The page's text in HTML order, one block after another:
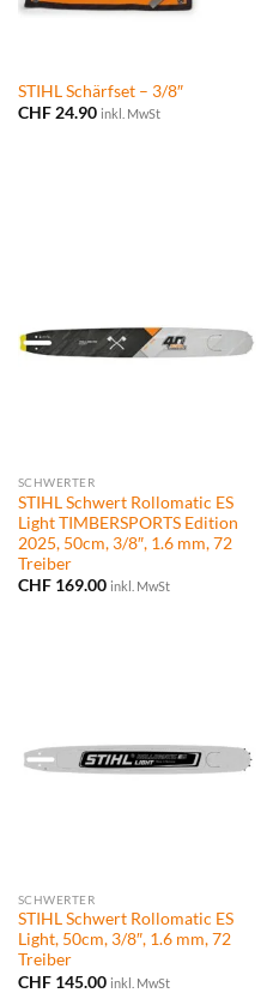
STIHL Schärfset – 3/8″
CHF24.90 inkl. MwSt
SCHWERTER
STIHL Schwert Rollomatic ES
Light TIMBERSPORTS Edition
2025, 50cm, 3/8″, 1.6 mm, 72
Treiber
CHF169.00 inkl. MwSt
SCHWERTER
STIHL Schwert Rollomatic ES
Light, 50cm, 3/8″, 1.6 mm, 72
Treiber
CHF145.00 inkl. MwSt